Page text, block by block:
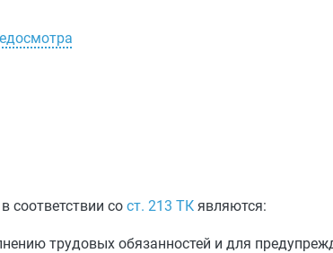
соответствии со ст. 213 ТК являются:
трудовых обязанностей и для